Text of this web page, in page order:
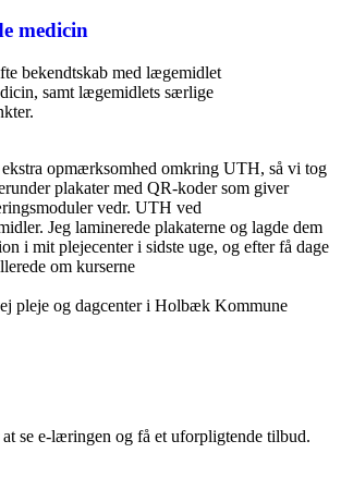
medicin
bekendtskab med lægemidlet
samt lægemidlets særlige
opmærksomhed omkring UTH, så vi tog
plakater med QR-koder som giver
vedr. UTH ved
Jeg laminerede plakaterne og lagde dem
i mit plejecenter i sidste uge, og efter få dage
om kurserne
pleje og dagcenter i Holbæk Kommune
se e-læringen og få et uforpligtende tilbud.